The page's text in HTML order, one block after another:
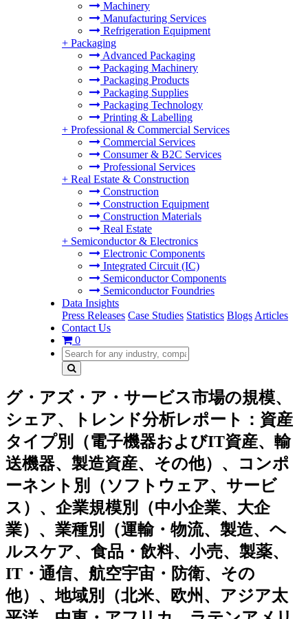
Machinery
Manufacturing Services
Refrigeration Equipment
+ Packaging
Advanced Packaging
Packaging Machinery
Packaging Products
Packaging Supplies
Packaging Technology
Printing & Labelling
+ Professional & Commercial Services
Commercial Services
Consumer & B2C Services
Professional Services
+ Real Estate & Construction
Construction
Construction Equipment
Construction Materials
Real Estate
+ Semiconductor & Electronics
Electronic Components
Integrated Circuit (IC)
Semiconductor Components
Semiconductor Foundries
Data Insights
Press Releases Case Studies Statistics Blogs Articles
Contact Us
0
グ・アズ・ア・サービス市場の規模、
シェア、トレンド分析レポート：資産
タイプ別（電子機器およびIT資産、輸
送機器、製造資産、その他）、コンポ
ーネント別（ソフトウェア、サービ
ス）、企業規模別（中小企業、大企
業）、業種別（運輸・物流、製造、ヘ
ルスケア、食品・飲料、小売、製薬、
IT・通信、航空宇宙・防衛、その
他）、地域別（北米、欧州、アジア太